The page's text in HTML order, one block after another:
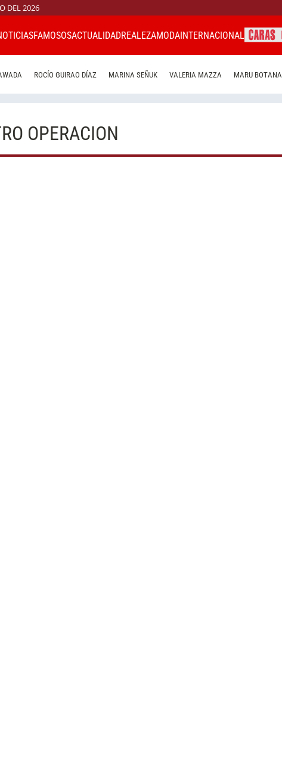
DEL 2026
FAMOSOSACTUALIDADREALEZAMODAINTERNACIONAL
ROCÍO GUIRAO DÍAZ MARINA SEÑUK VALERIA MAZZA MARU BOTANA
OPERACION